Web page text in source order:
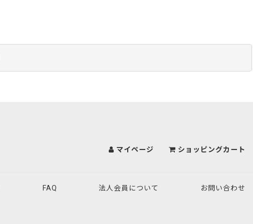
マイページ ショッピングカート
FAQ 法人会員について お問い合わせ